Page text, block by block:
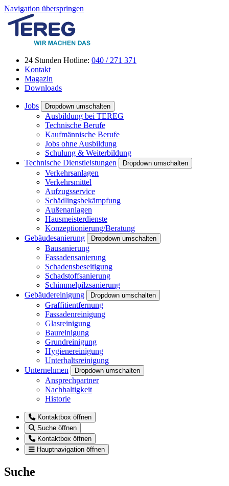
Navigation überspringen
24 Stunden Hotline: 040 / 271 371
Kontakt
Magazin
Downloads
Jobs Dropdown umschalten
Ausbildung bei TEREG
Technische Berufe
Kaufmännische Berufe
Jobs ohne Ausbildung
Schulung & Weiterbildung
Technische Dienstleistungen
Dropdown umschalten
Verkehrsanlagen
Verkehrsmittel
Aufzugsservice
Schädlingsbekämpfung
Außenanlagen
Hausmeisterdienste
Konzeptionierung/Beratung
Gebäudesanierung
Dropdown umschalten
Bausanierung
Fassadensanierung
Schadensbeseitigung
Schadstoffsanierung
Schimmelpilzsanierung
Gebäudereinigung
Dropdown umschalten
Graffitientfernung
Fassadenreinigung
Glasreinigung
Baureinigung
Grundreinigung
Hygienereinigung
Unterhaltsreinigung
Unternehmen
Dropdown umschalten
Ansprechpartner
Nachhaltigkeit
Historie
Kontaktbox öffnen
Suche öffnen
Kontaktbox öffnen
Hauptnavigation öffnen
Suche